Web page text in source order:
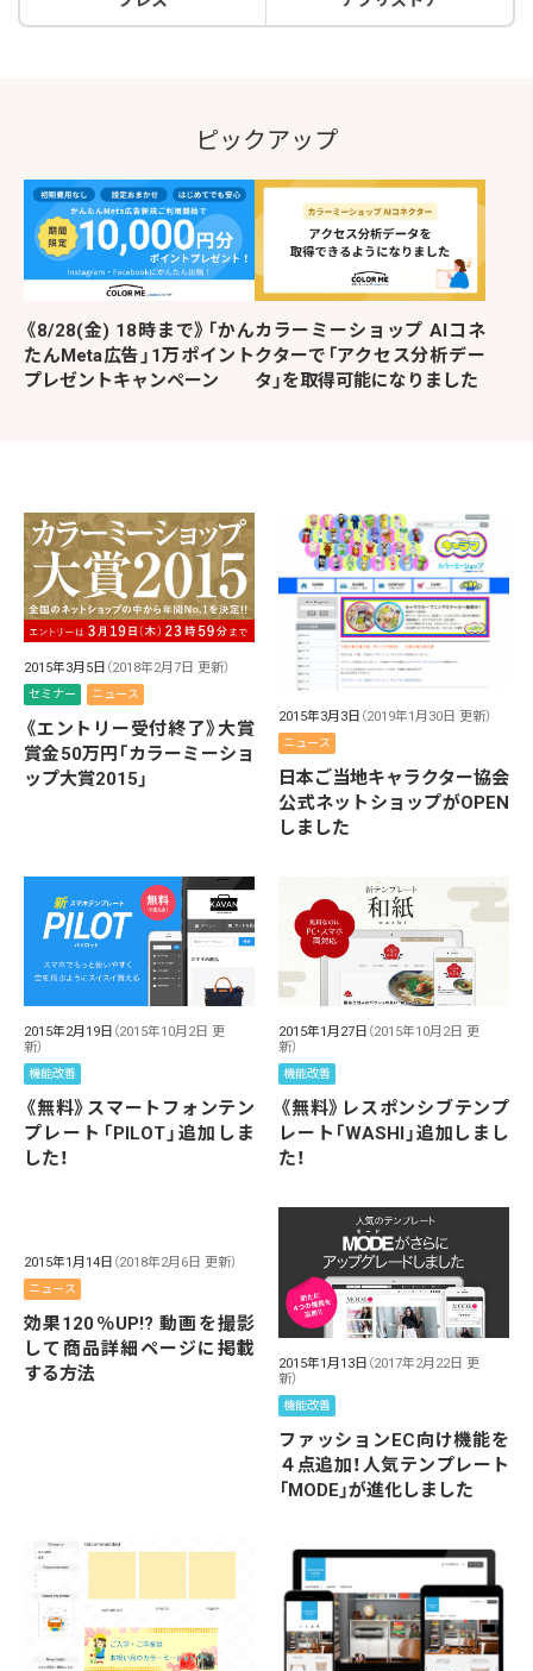
ピックアップ
《8/28(金) 18時まで》「かん
たんMeta広告」1万ポイント
プレゼントキャンペーン
カラーミーショップ AIコネ
クターで「アクセス分析デー
タ」を取得可能になりました
2015年3月5日 （2018年2月7日 更新）
セミナー ニュース
《エントリー受付終了》大賞
賞金50万円「カラーミーショ
ップ大賞2015」
2015年3月3日 （2019年1月30日 更新）
ニュース
日本ご当地キャラクター協会
公式ネットショップがOPEN
しました
2015年2月19日 （2015年10月2日 更
新）
機能改善
《無料》スマートフォンテン
プレート「PILOT」追加しま
した！
2015年1月27日 （2015年10月2日 更
新）
機能改善
《無料》レスポンシブテンプ
レート「WASHI」追加しまし
た！
2015年1月14日 （2018年2月6日 更新）
ニュース
効果120％UP!? 動画を撮影
して商品詳細ページに掲載
する方法
2015年1月13日 （2017年2月22日 更
新）
機能改善
ファッションEC向け機能を
４点追加！人気テンプレート
「MODE」が進化しました